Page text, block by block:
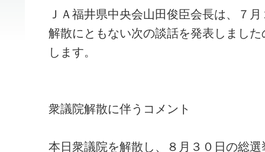
ＪＡ福井県中央会山田俊臣会長は、７
解散にともない次の談話を発表しまし
します。
衆議院解散に伴うコメント
本日衆議院を解散し、８月３０日の総